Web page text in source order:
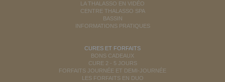
LA THALASSO EN VIDÉO
CENTRE THALASSO SPA
BASSIN
INFORMATIONS PRATIQUES
CURES ET FORFAITS
BONS CADEAUX
CURE 2 - 5 JOURS
FORFAITS JOURNÉE ET DEMI-JOURNÉE
LES FORFAITS EN DUO